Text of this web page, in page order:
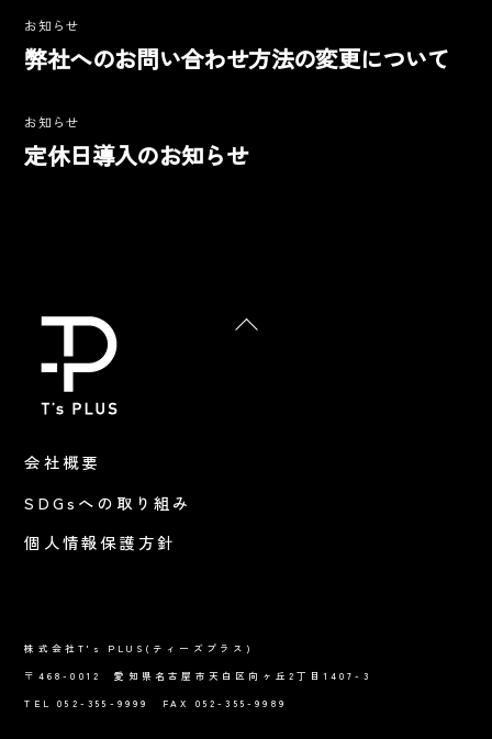
お知らせ
弊社へのお問い合わせ方法の変更について
お知らせ
定休日導入のお知らせ
Back
会社概要
SDGsへの取り組み
個人情報保護方針
株式会社T's PLUS(ティーズプラス)
〒468-0012 愛知県名古屋市天白区向ヶ丘2丁目1407-3
TEL 052-355-9999 FAX 052-355-9989